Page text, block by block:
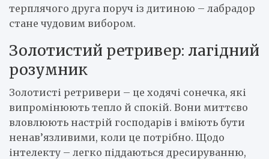
терплячого друга поруч із дитиною – лабрадор
стане чудовим вибором.
Золотистий ретривер: лагідний
розумник
Золотисті ретривери – це ходячі сонечка, які
випромінюють тепло й спокій. Вони миттєво
вловлюють настрій господарів і вміють бути
ненав’язливими, коли це потрібно. Щодо
інтелекту – легко піддаються дресируванню,